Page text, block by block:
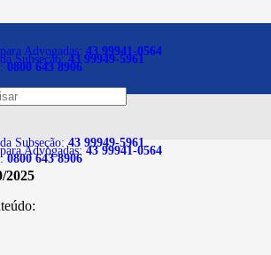
Advogadas: 43 99941-0564
Subseção:43 99949-5961
0800 643 8906
Subseção:43 99949-5961
Advogadas:43 99941-0564
0800 643 8906
e Raízes –
em Jogo
2025